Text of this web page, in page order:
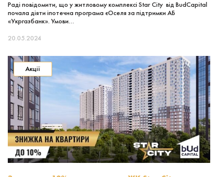
Раді повідомити, що у житловому комплексі Star City від BudCapital
почала діяти іпотечна програма єОселя за підтримки АБ
«Укргазбанк». Умови…
20.05.2024
Акції